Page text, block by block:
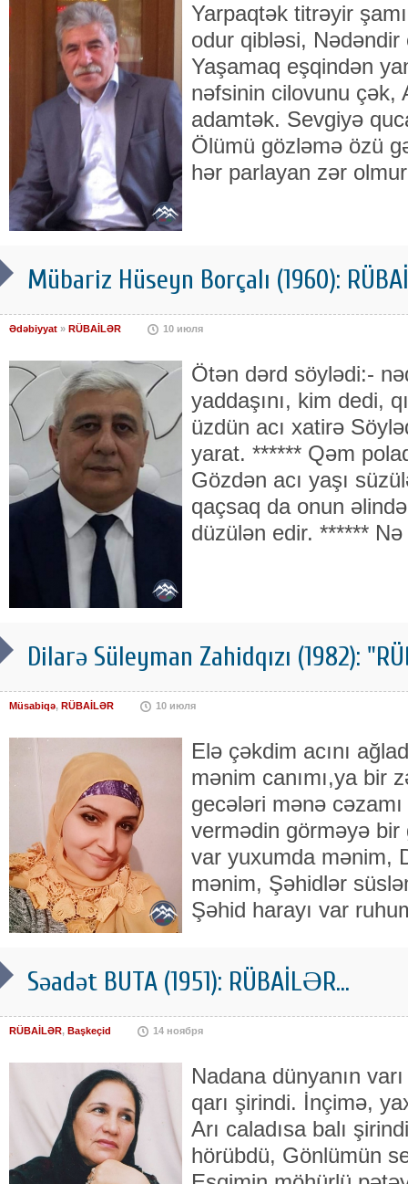
Yarpaqtək titrəyir
odur qibləsi,
Yaşamaq eşqindən
nəfsinin cilovunu çək,
adamtək. Sevgiyə
Ölümü gözləmə özü
hər parlayan zər
Mübariz Hüseyn Borçalı (1960):
Ədəbiyyat » RÜBAİLƏR 10 июля
Ötən dərd söylədi:-
yaddaşını, kim dedi,
üzdün acı xatirə
yarat. ****** Qəm
Gözdən acı yaşı
qaçsaq da onun
düzülən edir. ****** Nə
Dilarə Süleyman Zahidqızı (1982):
Müsabiqə, RÜBAİLƏR 10 июля
Elə çəkdim acını
mənim canımı,ya bir
gecələri mənə
vermədin görməyə
var yuxumda mənim,
mənim, Şəhidlər
Şəhid harayı var
Səadət BUTA (1951): RÜBAİLƏR...
RÜBAİLƏR, Başkeçid 14 ноября
Nadana dünyanın
qarı şirindi. İnçimə,
Arı caladısa balı
hörübdü, Gönlümün